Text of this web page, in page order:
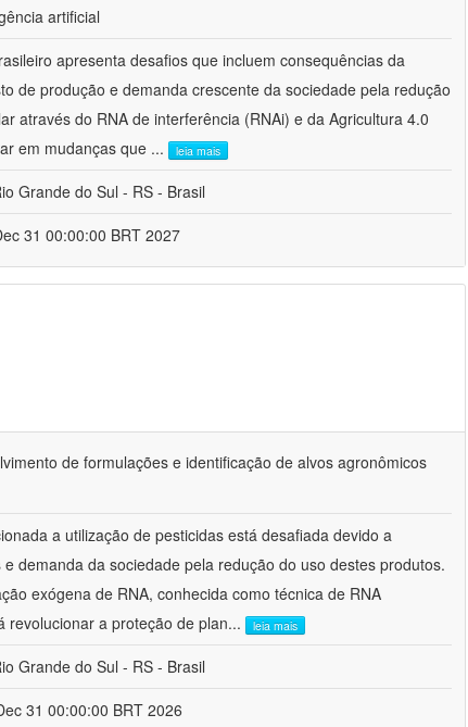
artificial
apresenta desafios que incluem consequências da
de produção e demanda crescente da sociedade pela redução
através do RNA de interferência (RNAi) e da Agricultura 4.0
em mudanças que ... leia mais
Grande do Sul - RS - Brasil
31 00:00:00 BRT 2027
de formulações e identificação de alvos agronômicos
a utilização de pesticidas está desafiada devido a
demanda da sociedade pela redução do uso destes produtos.
exógena de RNA, conhecida como técnica de RNA
revolucionar a proteção de plan... leia mais
Grande do Sul - RS - Brasil
31 00:00:00 BRT 2026